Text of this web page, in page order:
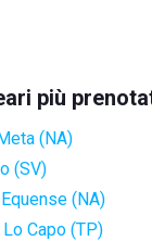
più
(NA)
(SV)
(NA)
Capo (TP)